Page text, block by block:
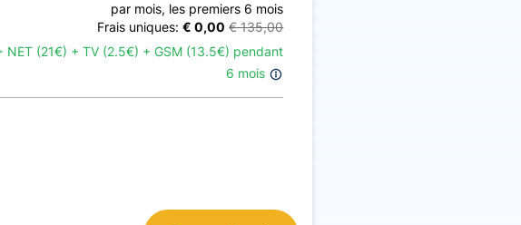
par mois, les premiers 6 mois
Frais uniques: € 0,00 € 135,00
NET (21€) + TV (2.5€) + GSM (13.5€) pendant
6 mois